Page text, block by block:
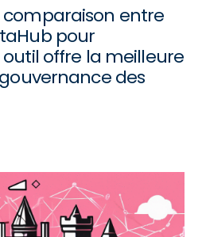
comparaison entre
pour
offre la meilleure
des